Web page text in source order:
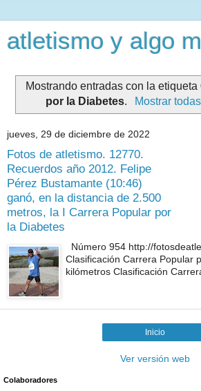
atletismo y algo
Mostrando entradas con la etiqueta
por la Diabetes. Mostrar
jueves, 29 de diciembre de 2022
Fotos de atletismo. 12770.
Recuerdos año 2012. Felipe
Pérez Bustamante (10:46)
ganó, en la distancia de 2.500
metros, la I Carrera Popular por
la Diabetes
Número 954 http://
Clasificación Carrera Popular
kilómetros Clasificación
Inicio
Ver versión web
Colaboradores